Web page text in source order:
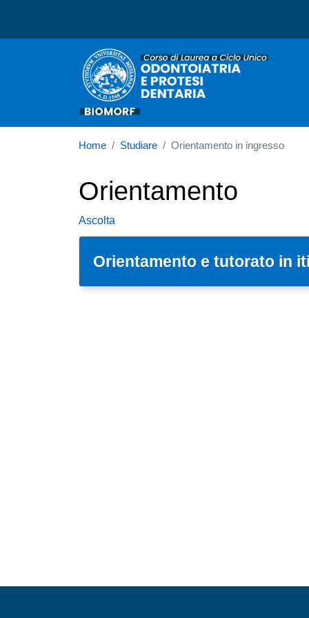
Corso di laurea in
Home Studiare Orientamento in ingresso
Orientamento
Ascolta
Orientamento e tutorato in